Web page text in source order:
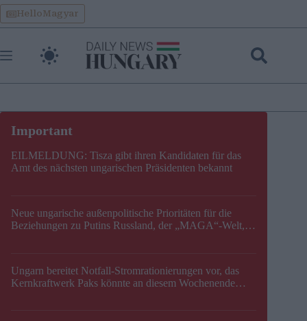
Skip
to
content
HelloMagyar
EILMELDUNG: Tisza gibt ihren Kandidaten für das
Amt des nächsten ungarischen Präsidenten bekannt
Neue ungarische außenpolitische Prioritäten für die
Beziehungen zu Putins Russland, der „MAGA“-Welt,
Ungarn bereitet Notfall-Stromrationierungen vor, das
Kernkraftwerk Paks könnte an diesem Wochenende